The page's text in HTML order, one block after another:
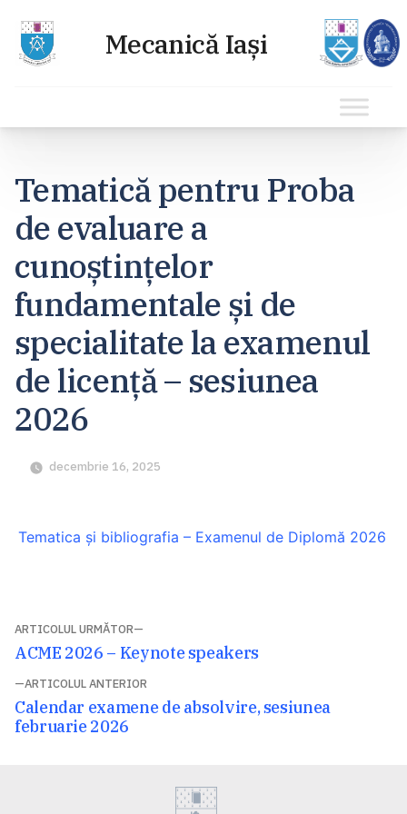
conținut
Tematică pentru Proba
de evaluare a
cunoștințelor
fundamentale și de
specialitate la examenul
de licență – sesiunea
2026
decembrie 16, 2025
Tematica și bibliografia – Examenul de Diplomă 2026
Navigare
în
articole
ARTICOLUL ANTERIOR
Articolul
anterior:
Calendar examene de absolvire, sesiunea
februarie 2026
ARTICOLUL URMĂTOR
Articolul
ACME 2026 – Keynote speakers